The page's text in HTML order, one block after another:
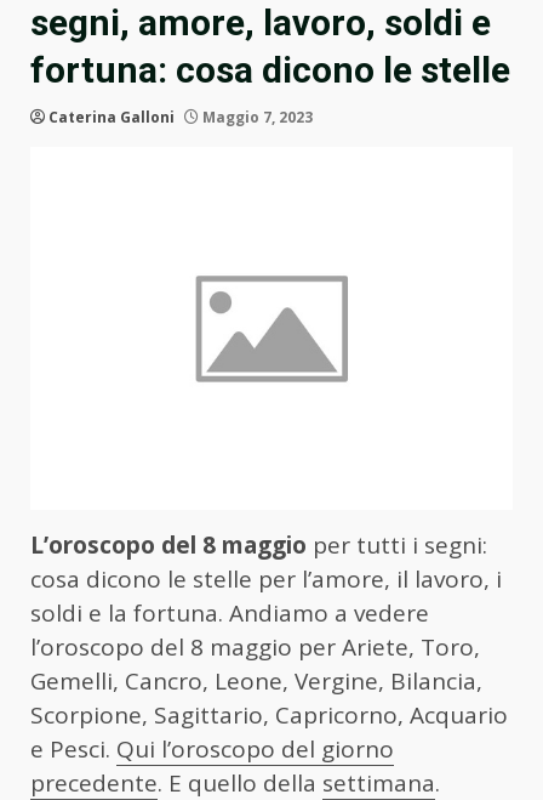
segni, amore, lavoro, soldi e
fortuna: cosa dicono le stelle
Caterina Galloni Maggio 7, 2023
L’oroscopo del 8 maggio per tutti i segni:
cosa dicono le stelle per l’amore, il lavoro, i
soldi e la fortuna. Andiamo a vedere
l’oroscopo del 8 maggio per Ariete, Toro,
Gemelli, Cancro, Leone, Vergine, Bilancia,
Scorpione, Sagittario, Capricorno, Acquario
e Pesci. Qui l’oroscopo del giorno
precedente. E quello della settimana.